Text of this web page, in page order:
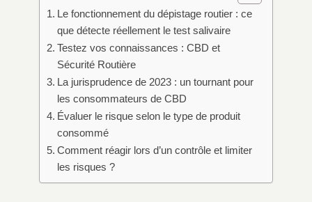
Le fonctionnement du dépistage routier : ce
que détecte réellement le test salivaire
Testez vos connaissances : CBD et
Sécurité Routière
La jurisprudence de 2023 : un tournant pour
les consommateurs de CBD
Évaluer le risque selon le type de produit
consommé
Comment réagir lors d’un contrôle et limiter
les risques ?